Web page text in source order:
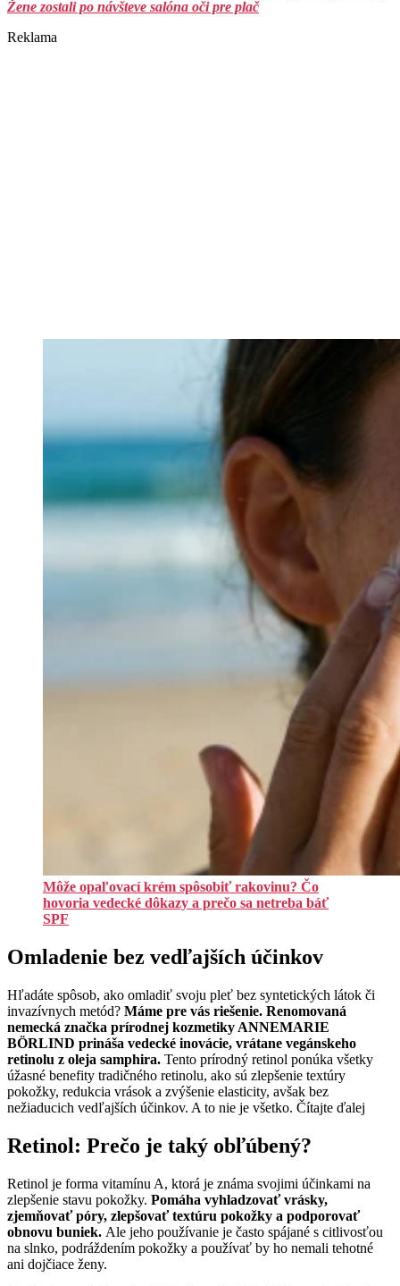
Žene zostali po návšteve salóna oči pre plač
Reklama
Môže opaľovací krém spôsobiť rakovinu? Čo
hovoria vedecké dôkazy a prečo sa netreba báť
SPF
Omladenie bez vedľajších účinkov
Hľadáte spôsob, ako omladiť svoju pleť bez syntetických látok či
invazívnych metód? Máme pre vás riešenie. Renomovaná
nemecká značka prírodnej kozmetiky ANNEMARIE
BÖRLIND prináša vedecké inovácie, vrátane vegánskeho
retinolu z oleja samphira. Tento prírodný retinol ponúka všetky
úžasné benefity tradičného retinolu, ako sú zlepšenie textúry
pokožky, redukcia vrások a zvýšenie elasticity, avšak bez
nežiaducich vedľajších účinkov. A to nie je všetko. Čítajte ďalej
Retinol: Prečo je taký obľúbený?
Retinol je forma vitamínu A, ktorá je známa svojimi účinkami na
zlepšenie stavu pokožky. Pomáha vyhladzovať vrásky,
zjemňovať póry, zlepšovať textúru pokožky a podporovať
obnovu buniek. Ale jeho používanie je často spájané s citlivosťou
na slnko, podráždením pokožky a používať by ho nemali tehotné
ani dojčiace ženy.